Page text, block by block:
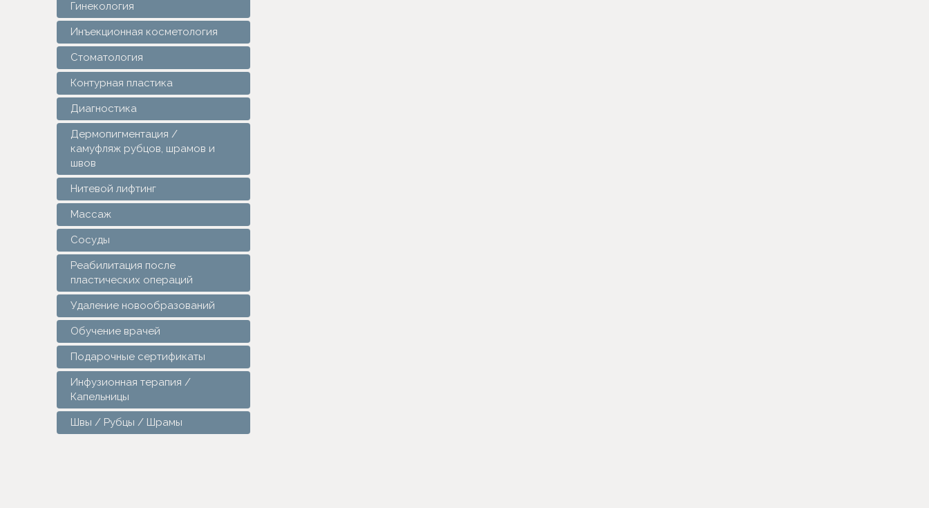
Гинекология
Инъекционная косметология
Стоматология
Контурная пластика
Диагностика
Дермопигментация /
камуфляж рубцов, шрамов и
швов
Нитевой лифтинг
Массаж
Сосуды
Реабилитация после
пластических операций
Удаление новообразований
Обучение врачей
Подарочные сертификаты
Инфузионная терапия /
Капельницы
Швы / Рубцы / Шрамы